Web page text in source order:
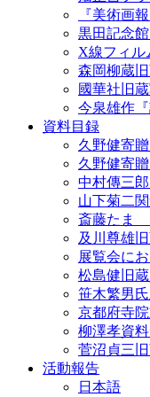
『美術画
黒田記念
X線フィル
森岡柳蔵
國華社旧
今泉雄作『
資料目録
久野健寄
久野健寄
中村傳三
山下菊二
斎藤たま
及川尊雄
展覧会に
松島健旧
笹木繁男
京都府寺
柳澤孝資
菅沼貞三
活動報告
日本語